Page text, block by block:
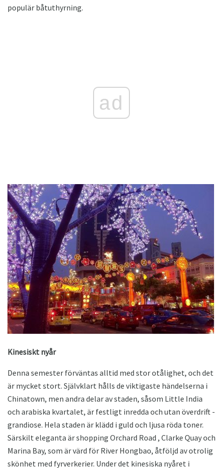
populär båtuthyrning.
ad
Kinesiskt nyår
Denna semester förväntas alltid med stor otålighet, och det
är mycket stort. Självklart hålls de viktigaste händelserna i
Chinatown, men andra delar av staden, såsom Little India
och arabiska kvartalet, är festligt inredda och utan överdrift -
grandiose. Hela staden är klädd i guld och ljusa röda toner.
Särskilt eleganta är shopping Orchard Road , Clarke Quay och
Marina Bay, som är värd för River Hongbao, åtföljd av otrolig
skönhet med fyrverkerier. Under det kinesiska nyåret i